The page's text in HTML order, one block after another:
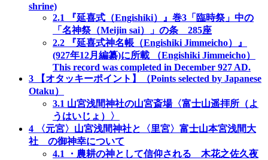
shrine)
2.1
『延喜式（Engishiki）』巻3「臨時祭」中の
「名神祭（Meijin sai）」の条 285座
2.2 『延喜式神名帳（Engishiki Jimmeicho）』
(927年12月編纂)に所載 （Engishiki Jimmeicho）
This record was completed in December 927 AD.
3 【オタッキーポイント】（Points selected by Japanese
Otaku）
3.1 山宮浅間神社の山宮斎場〈富士山遥拝所（よ
うはいじょ）〉
4 〈元宮〉山宮浅間神社と〈里宮〉富士山本宮浅間大
社 の御神幸について
4.1
・農耕の神として信仰される 木花之佐久夜